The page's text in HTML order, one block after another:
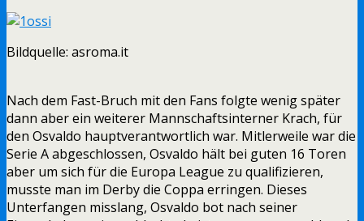
Bildquelle: asroma.it
Nach dem Fast-Bruch mit den Fans folgte wenig später
dann aber ein weiterer Mannschaftsinterner Krach, für
den Osvaldo hauptverantwortlich war. Mitlerweile war die
Serie A abgeschlossen, Osvaldo hält bei guten 16 Toren
aber um sich für die Europa League zu qualifizieren,
musste man im Derby die Coppa erringen. Dieses
Unterfangen misslang, Osvaldo bot nach seiner